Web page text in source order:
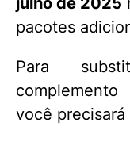
pacotes
Para
você